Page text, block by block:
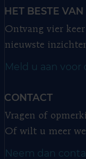
HET BESTE
Ontvang vier
nieuwste
Meld u aan voor
CONTACT
Vragen of
Of wilt u meer
Neem dan